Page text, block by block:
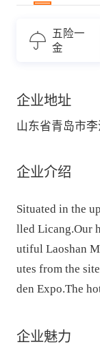
五险一
金
企业地址
山东省青岛市
企业介绍
Situated in the
lled Licang.Our
utiful Laoshan
utes from the
den Expo.The
企业魅力